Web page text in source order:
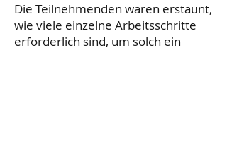
Die Teilnehmenden waren erstaunt,
wie viele einzelne Arbeitsschritte
erforderlich sind, um solch ein